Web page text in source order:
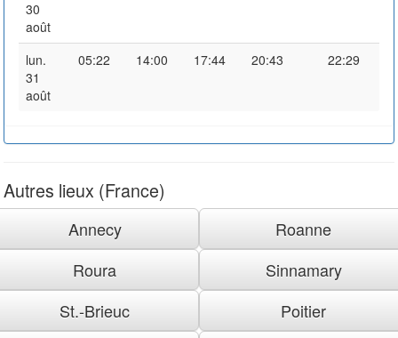
30
août
lun.
31
août
05:22 14:00 17:44 20:43 22:29
Autres lieux (France)
Annecy
Roanne
Roura
Sinnamary
St.-Brieuc
Poitier